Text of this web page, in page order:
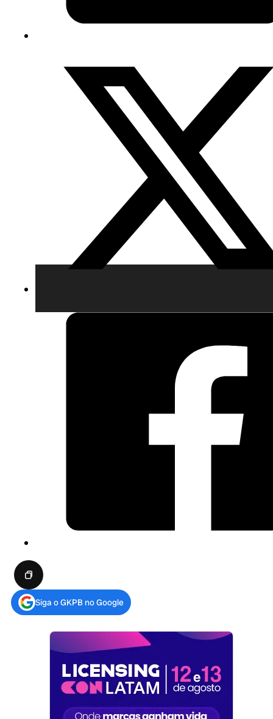
Siga o GKPB no Google